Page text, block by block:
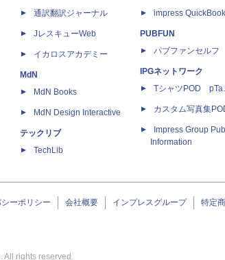
通訳翻訳ジャーナル
JレスキューWeb
イカロスアカデミー
MdN
MdN Books
MdN Design Interactive
テックリブ
TechLib
impress
PUBFUN
パブファンセルフ
IPGネットワーク
TシャツPOD
カスタム写真集
Impress Group
Information
ーポリシー 会社概要 インプレスグループ 特定
All rights reserved.